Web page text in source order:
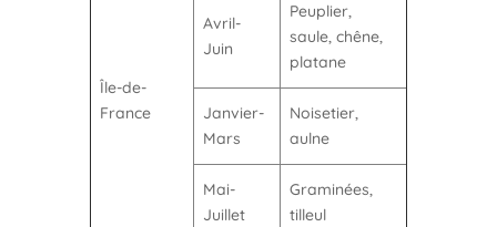
Île-de-
France
Avril-
Juin
Peuplier,
saule, chêne,
platane
Janvier-
Mars
Noisetier,
aulne
Mai-
Juillet
Graminées,
tilleul